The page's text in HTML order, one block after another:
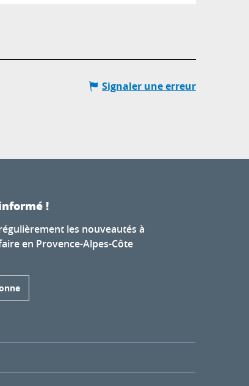
Signaler une erreur
!
les nouveautés à
en Provence-Alpes-Côte